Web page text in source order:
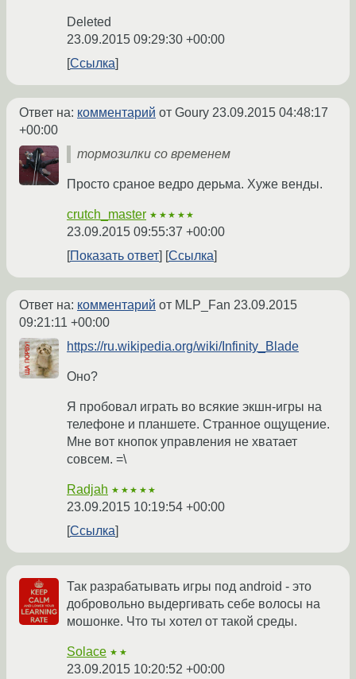
Deleted
23.09.2015 09:29:30 +00:00
Ссылка
Ответ на: комментарий от Goury 23.09.2015 04:48:17
+00:00
тормозилки со временем
Просто сраное ведро дерьма. Хуже венды.
crutch_master ★★★★★
23.09.2015 09:55:37 +00:00
Показать ответ
Ссылка
Ответ на: комментарий от MLP_Fan 23.09.2015
09:21:11 +00:00
https://ru.wikipedia.org/wiki/Infinity_Blade
Оно?
Я пробовал играть во всякие экшн-игры на
телефоне и планшете. Странное ощущение.
Мне вот кнопок управления не хватает
совсем. =\
Radjah ★★★★★
23.09.2015 10:19:54 +00:00
Ссылка
Так разрабатывать игры под android - это
добровольно выдергивать себе волосы на
мошонке. Что ты хотел от такой среды.
Solace ★★
23.09.2015 10:20:52 +00:00